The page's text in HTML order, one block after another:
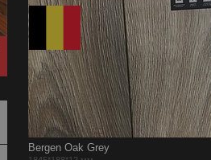
Bergen Oak Grey